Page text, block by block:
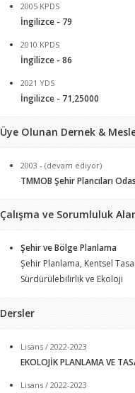
2005 KPDS
İngilizce - 79
2010 KPDS
İngilizce - 86
2021 YDS
İngilizce - 71,25000
Üye Olunan Dernek &
2003 - (devam ediyor)
TMMOB Şehir Plancıları
Çalışma ve Sorumluluk
Şehir ve Bölge Planlama
Şehir Planlama, Kentsel
Sürdürülebilirlik ve Ekoloji
Dersler
Lisans / 2022-2023
EKOLOJİK PLANLAMA VE
Lisans / 2022-2023